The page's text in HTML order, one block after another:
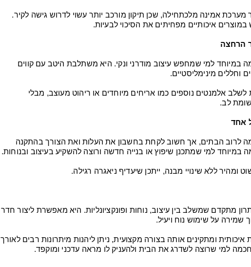
אמינה מלכתחילה, שכן תיקון מורכב יותר עשוי לדרוש גישה לקיר.
במוצרים איכותיים מפחיתים את הסיכוי לבעיות.
הרחצה
במיוחד למי שמחפש עיצוב מודרני ונקי. היא משתלבת היטב עם קווים
וחללים מינימליסטיים.
אלמנטים נוספים כמו אריחים מיוחדים או ריהוט מעוצב, מבלי
לב.
אחד
לרוב הבתים, אך חשוב לקחת בחשבון את העלות ואת הצורך בהתקנה
במיוחד למי שמתכנן שיפוץ או בנייה חדשה ורוצה להשקיע בעיצוב ובנוחות.
ומהיר ללא שינויי מבנה, ייתכן שיעדיף ניאגרה רגילה.
מתקדם שמשלב בין עיצוב, נוחות ופונקציונליות. היא מאפשרת ליצור חדר
שמירה על שימוש נוח ויעיל.
ומתקינים אותה בצורה מקצועית, ניתן ליהנות מיתרונות רבים לאורך
למי שרוצה לשדרג את הבית ולהעניק לו מראה עדכני ומוקפד.